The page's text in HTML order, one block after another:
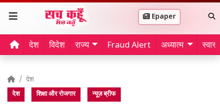
Epaper
देश विदेश राज्य Fraud Alert अध्यात्म
देश
देश शिक्षा और रोजगार न्यूज़ ब्रीफ